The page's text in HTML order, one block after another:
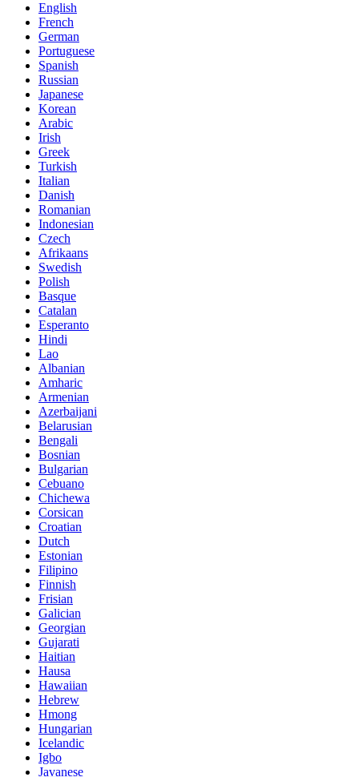
English
French
German
Portuguese
Spanish
Russian
Japanese
Korean
Arabic
Irish
Greek
Turkish
Italian
Danish
Romanian
Indonesian
Czech
Afrikaans
Swedish
Polish
Basque
Catalan
Esperanto
Hindi
Lao
Albanian
Amharic
Armenian
Azerbaijani
Belarusian
Bengali
Bosnian
Bulgarian
Cebuano
Chichewa
Corsican
Croatian
Dutch
Estonian
Filipino
Finnish
Frisian
Galician
Georgian
Gujarati
Haitian
Hausa
Hawaiian
Hebrew
Hmong
Hungarian
Icelandic
Igbo
Javanese